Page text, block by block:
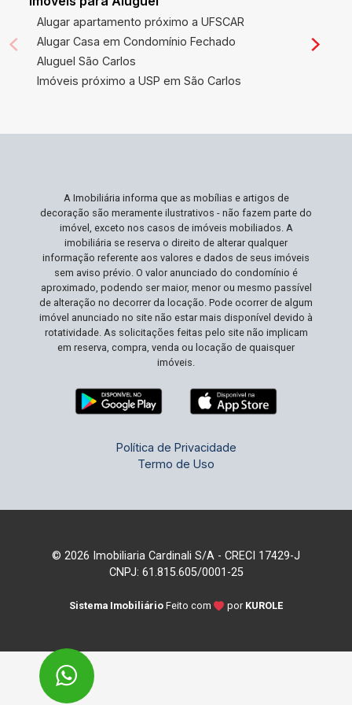
confortável, com uma excelente divisão entre
áreas sociais e privativas. Se o que você deseja
é qualidade de vida com tranquilidade e
segurança, este imóvel atende perfeitamente às
suas expectativas. Além disso, é um excelente
competitivo, propriedades como esta estão se
tornando raras. Agende sua visita e desfrute do
conforto e tranquilidade que apenas esta casa
pode oferecer!
Alugar apartamento próximo a UFSCAR
Alugar Casa em Condomínio Fechado
Aluguel São Carlos
Imóveis próximo a USP em São Carlos
A Imobiliária informa que as mobílias e artigos de
decoração são meramente ilustrativos - não fazem parte do
imóvel, exceto nos casos de imóveis mobiliados. A
imobiliária se reserva o direito de alterar qualquer
informação referente aos valores e dados de seus imóveis
sem aviso prévio. O valor anunciado do condomínio é
aproximado, podendo ser maior, menor ou mesmo passível
de alteração no decorrer da locação. Pode ocorrer de algum
imóvel anunciado no site não estar mais disponível devido à
rotatividade. As solicitações feitas pelo site não implicam
em reserva, compra, venda ou locação de quaisquer
imóveis.
Política de Privacidade
Termo de Uso
© 2026 Imobiliaria Cardinali S/A - CRECI 17429-J
CNPJ: 61.815.605/0001-25
Sistema Imobiliário Feito com por KUROLE